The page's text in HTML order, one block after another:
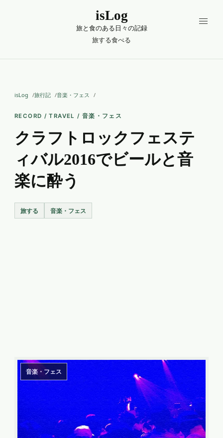
isLog
旅と食のある日々の記録
旅する食べる
isLog 旅行記 音楽・フェス
RECORD / TRAVEL / 音楽・フェス
クラフトロックフェステ
ィバル2016でビールと音
楽に酔う
旅する 音楽・フェス
音楽・フェス